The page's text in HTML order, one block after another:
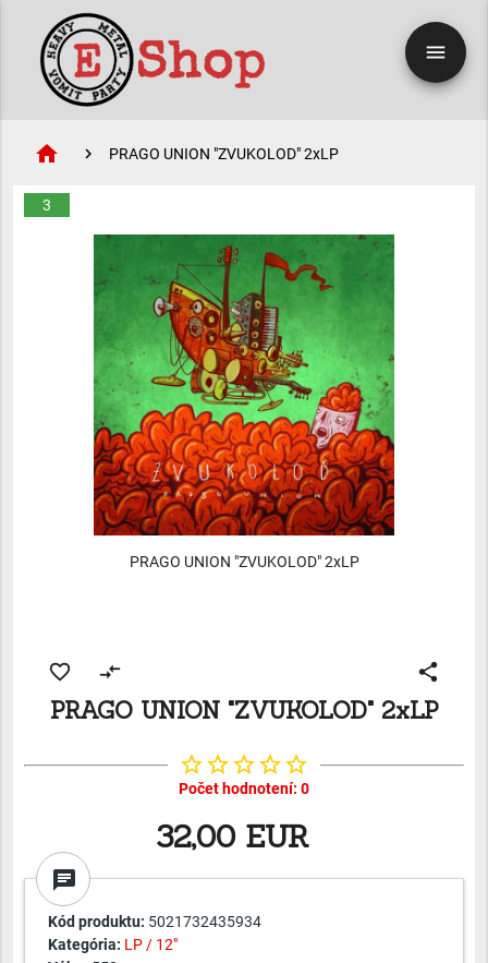
menu
home PRAGO UNION "ZVUKOLOD" 2xLP
3
PRAGO UNION "ZVUKOLOD" 2xLP
favorite_border compare_arrows share
PRAGO UNION "ZVUKOLOD" 2xLP
star_borderstar_borderstar_borderstar_borderstar_border
Počet hodnotení: 0
32,00 EUR
chat
Kód produktu: 5021732435934
Kategória: LP / 12"